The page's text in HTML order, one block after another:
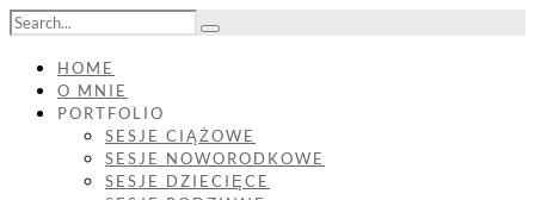
HOME
O MNIE
PORTFOLIO
SESJE CIĄŻOWE
SESJE NOWORODKOWE
SESJE DZIECIĘCE